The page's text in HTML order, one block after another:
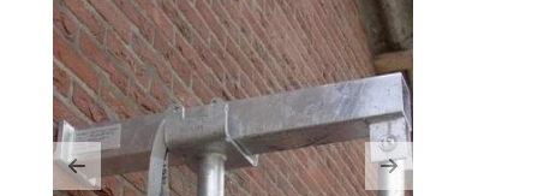
Previous Next